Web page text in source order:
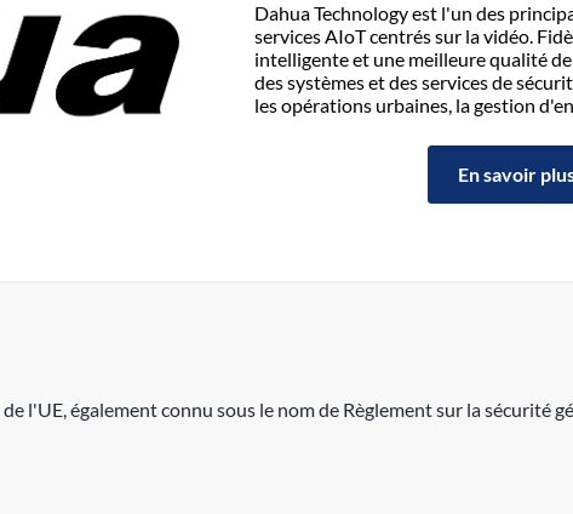
Dahua Technology est l'un des
services AIoT centrés sur la vidéo.
intelligente et une meilleure qualité
des systèmes et des services de
les opérations urbaines, la gestion
En savoir
l'UE, également connu sous le nom de Règlement sur la sécurité